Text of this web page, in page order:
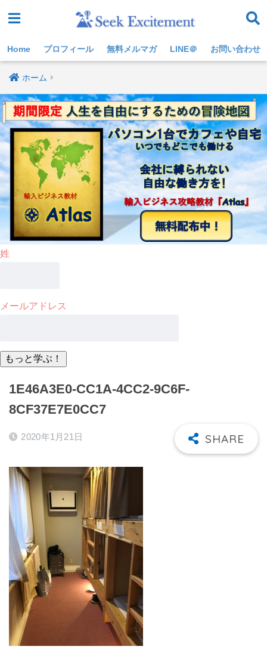
Home プロフィール 無料メルマガ LINE＠ お問い合わせ
ホーム
姓
メールアドレス
1E46A3E0-CC1A-4CC2-9C6F-
8CF37E7E0CC7
2020年1月21日